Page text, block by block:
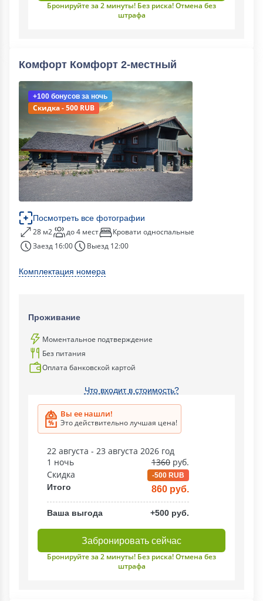
Бронируйте за 2 минуты! Без риска! Отмена без
штрафа
Комфорт Комфорт 2-местный
+100 бонусов за ночь
Скидка - 500 RUB
Посмотреть все фотографии
28 м2 до 4 мест
Кровати односпальные
Заезд 16:00
Выезд 12:00
Комплектация номера
Проживание
Моментальное подтверждение
Без питания
Оплата банковской картой
Что входит в стоимость?
Вы ее нашли!
Это действительно лучшая цена!
22 августа - 23 августа 2026 год
1 ночь
1360 руб.
Скидка
-500 RUB
Итого 860 руб.
Ваша выгода +500 руб.
Забронировать сейчас
Бронируйте за 2 минуты! Без риска! Отмена без
штрафа